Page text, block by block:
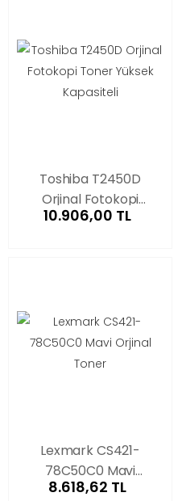
Toshiba T2450D
Orjinal Fotokopi
Toner Yüksek
10.906,00 TL
Lexmark CS421-
78C50C0 Mavi
Orjinal Toner
8.618,62 TL